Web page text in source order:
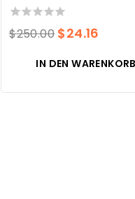
0
von
$250.00 Der
war:
$250.00.
$24.16
Preis
ist:
IN DEN WARENKORB